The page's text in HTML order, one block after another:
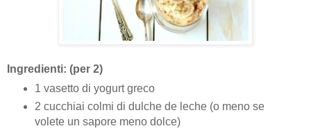
Ingredienti: (per 2)
1 vasetto di yogurt greco
2 cucchiai colmi di dulche de leche (o meno se
volete un sapore meno dolce)